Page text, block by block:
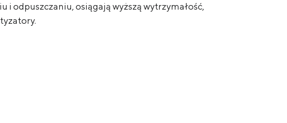
i odpuszczaniu, osiągają wyższą wytrzymałość,